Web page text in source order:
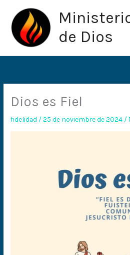
contenido
de Dios
Dios es Fiel
fidelidad /25 de noviembre de 2024 /